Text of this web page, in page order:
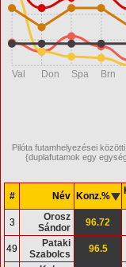
Val Don Spa Brn
Pilóta futamhelyezései
{duplafutamok egy
# Név Konz.%
3
Orosz
Sándor
96.72
49
Pataki
Szabolcs
96.5